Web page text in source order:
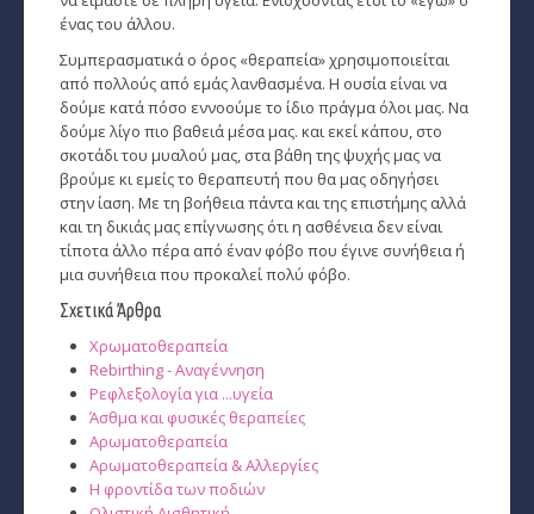
ένας του άλλου.
Συμπερασματικά ο όρος «θεραπεία» χρησιμοποιείται
από πολλούς από εμάς λανθασμένα. Η ουσία είναι να
δούμε κατά πόσο εννοούμε το ίδιο πράγμα όλοι μας. Να
δούμε λίγο πιο βαθειά μέσα μας. και εκεί κάπου, στο
σκοτάδι του μυαλού μας, στα βάθη της ψυχής μας να
βρούμε κι εμείς το θεραπευτή που θα μας οδηγήσει
στην ίαση. Με τη βοήθεια πάντα και της επιστήμης αλλά
και τη δικιάς μας επίγνωσης ότι η ασθένεια δεν είναι
τίποτα άλλο πέρα από έναν φόβο που έγινε συνήθεια ή
μια συνήθεια που προκαλεί πολύ φόβο.
Σχετικά Άρθρα
Χρωματοθεραπεία
Rebirthing - Αναγέννηση
Ρεφλεξολογία για ...υγεία
Άσθμα και φυσικές θεραπείες
Αρωματοθεραπεία
Αρωματοθεραπεία & Αλλεργίες
Η φροντίδα των ποδιών